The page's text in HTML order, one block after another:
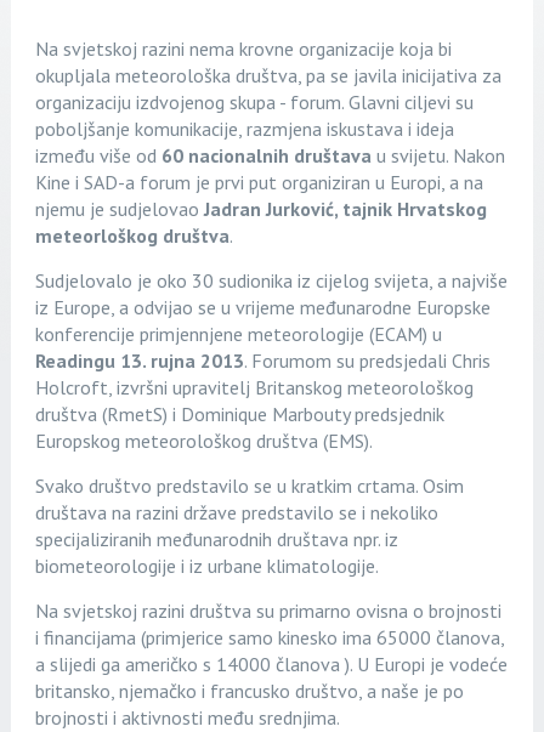
Na svjetskoj razini nema krovne organizacije koja bi
okupljala meteorološka društva, pa se javila inicijativa za
organizaciju izdvojenog skupa - forum. Glavni ciljevi su
poboljšanje komunikacije, razmjena iskustava i ideja
između više od 60 nacionalnih društava u svijetu. Nakon
Kine i SAD-a forum je prvi put organiziran u Europi, a na
njemu je sudjelovaoJadran Jurković, tajnik Hrvatskog
meteorloškog društva.
Sudjelovalo je oko 30 sudionika iz cijelog svijeta, a najviše
iz Europe, a odvijao se u vrijeme međunarodne Europske
konferencije primjennjene meteorologije (ECAM) u
Readingu 13. rujna 2013. Forumom su predsjedali Chris
Holcroft, izvršni upravitelj Britanskog meteorološkog
društva (RmetS) i Dominique Marbouty predsjednik
Europskog meteorološkog društva (EMS).
Svako društvo predstavilo se u kratkim crtama. Osim
društava na razini države predstavilo se i nekoliko
specijaliziranih međunarodnih društava npr. iz
biometeorologije i iz urbane klimatologije.
Na svjetskoj razini društva su primarno ovisna o brojnosti
i financijama (primjerice samo kinesko ima 65000 članova,
a slijedi ga američko s 14000 članova ). U Europi je vodeće
britansko, njemačko i francusko društvo, a naše je po
brojnosti i aktivnosti među srednjima.